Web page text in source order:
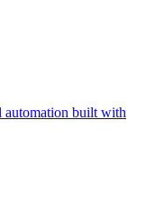
automation built with